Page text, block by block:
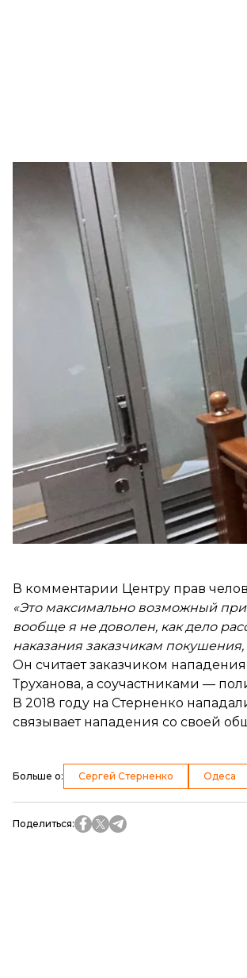
Сергей Стерненко
Приморский районный суд
и назначил ему 10 лет за решеткой.
рассказал
сам Стерненко.
По словам активиста, речь идет
затылок. Стерненко не потерял
Баймукашев был признан
и обращении с оружием.
случае, если не будет
В комментарии Центру прав
«Это максимально возможный
вообще я не доволен, как дело
наказания заказчикам
Он считает заказчиком
Труханова, а соучастниками —
В 2018 году на Стерненко
связывает нападения со своей
Больше о: Сергей Стерненко Одеса
Поделиться: